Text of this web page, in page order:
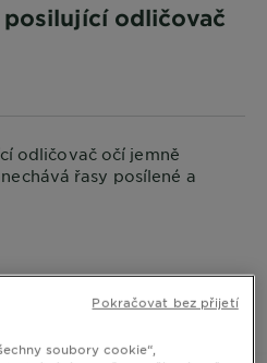
posilující odličovač
odličovač očí jemně
řasy posílené a
soubory cookie“,
Pokračovat bez přijetí